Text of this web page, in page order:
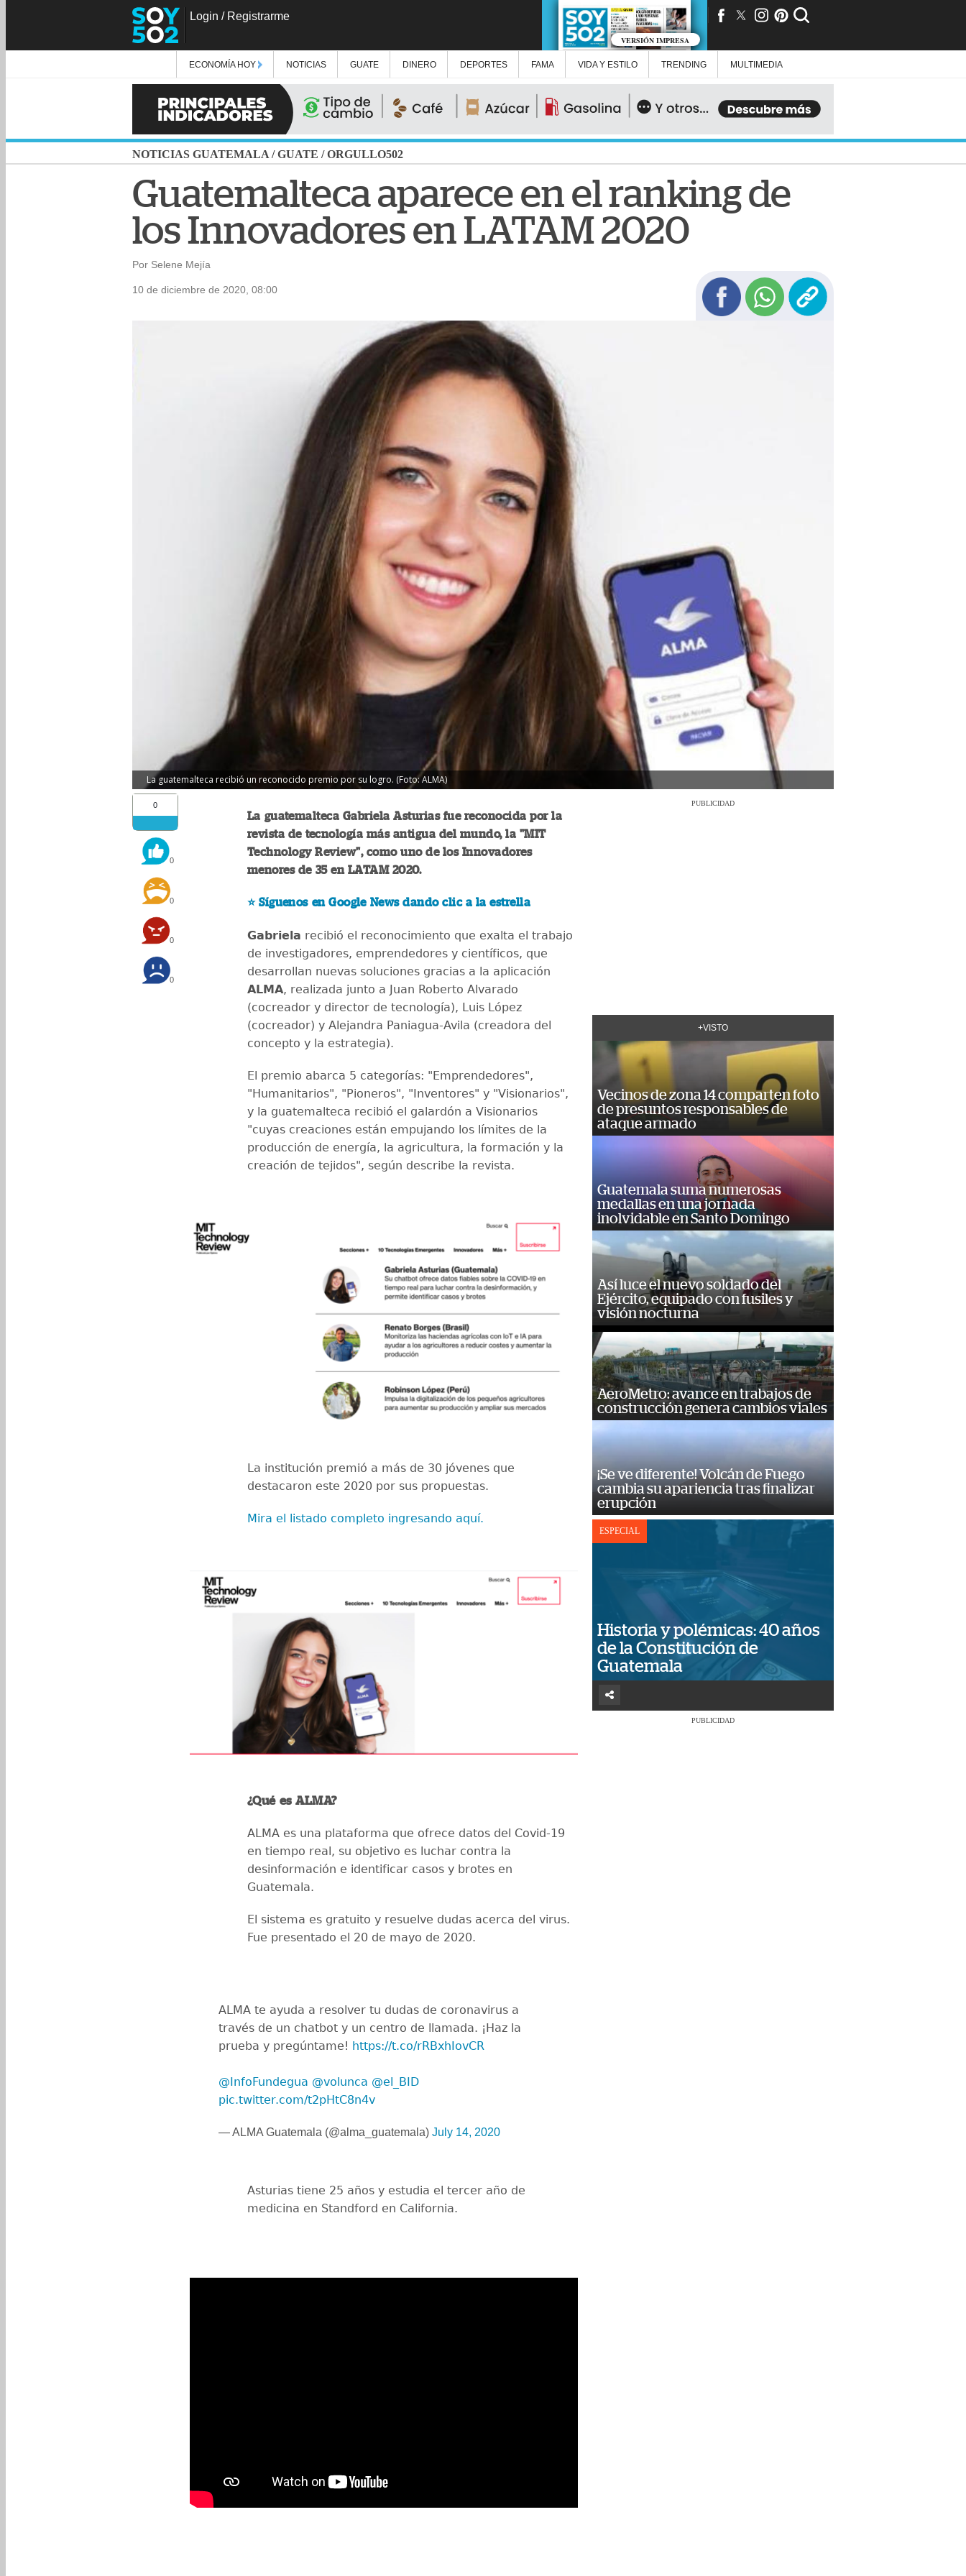
Login / Registrarme
VERSIÓN IMPRESA
ECONOMÍA HOY NOTICIAS GUATE DINERO DEPORTES FAMA VIDA Y ESTILO TRENDING MULTIMEDIA
NOTICIAS GUATEMALA /GUATE /ORGULLO502
Guatemalteca aparece en el ranking de
los Innovadores en LATAM 2020
Por Selene Mejía
10 de diciembre de 2020, 08:00
La guatemalteca recibió un reconocido premio por su logro. (Foto: ALMA)
0
0
0
0
0
La guatemalteca Gabriela Asturias fue reconocida por la
revista de tecnología más antigua del mundo, la "MIT
Technology Review", como uno de los Innovadores
menores de 35 en LATAM 2020.
⭐️ Síguenos en Google News dando clic a la estrella
Gabriela recibió el reconocimiento que exalta el trabajo
de investigadores, emprendedores y científicos, que
desarrollan nuevas soluciones gracias a la aplicación
ALMA, realizada junto a Juan Roberto Alvarado
(cocreador y director de tecnología), Luis López
(cocreador) y Alejandra Paniagua-Avila (creadora del
concepto y la estrategia).
El premio abarca 5 categorías: "Emprendedores",
"Humanitarios", "Pioneros", "Inventores" y "Visionarios",
y la guatemalteca recibió el galardón a Visionarios
"cuyas creaciones están empujando los límites de la
producción de energía, la agricultura, la formación y la
creación de tejidos", según describe la revista.
La institución premió a más de 30 jóvenes que
destacaron este 2020 por sus propuestas.
Mira el listado completo ingresando aquí.
¿Qué es ALMA?
ALMA es una plataforma que ofrece datos del Covid-19
en tiempo real, su objetivo es luchar contra la
desinformación e identificar casos y brotes en
Guatemala.
El sistema es gratuito y resuelve dudas acerca del virus.
Fue presentado el 20 de mayo de 2020.
ALMA te ayuda a resolver tu dudas de coronavirus a
través de un chatbot y un centro de llamada. ¡Haz la
prueba y pregúntame! https://t.co/rRBxhIovCR
@InfoFundegua @volunca @el_BID
pic.twitter.com/t2pHtC8n4v
— ALMA Guatemala (@alma_guatemala) July 14, 2020
Asturias tiene 25 años y estudia el tercer año de
medicina en Standford en California.
PUBLICIDAD
+VISTO
Vecinos de zona 14 comparten foto
de presuntos responsables de
ataque armado
Guatemala suma numerosas
medallas en una jornada
inolvidable en Santo Domingo
Así luce el nuevo soldado del
Ejército, equipado con fusiles y
visión nocturna
AeroMetro: avance en trabajos de
construcción genera cambios viales
¡Se ve diferente! Volcán de Fuego
cambia su apariencia tras finalizar
erupción
ESPECIAL
Historia y polémicas: 40 años
de la Constitución de
Guatemala
PUBLICIDAD